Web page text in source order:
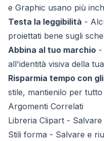
e Graphic usano più
Testa la leggibilità -
proiettati bene sugli
Abbina al tuo marchio -
all'identità visiva della
Risparmia tempo con
stile, mantienilo per
Argomenti Correlati
Libreria Clipart - Salvare
Stili forma - Salvare e